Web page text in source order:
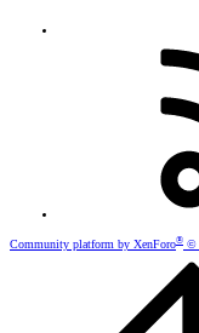
Community platform by XenForo® ©